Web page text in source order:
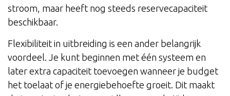
stroom, maar heeft nog steeds reservecapaciteit
beschikbaar.
Flexibiliteit in uitbreiding is een ander belangrijk
voordeel. Je kunt beginnen met één systeem en
later extra capaciteit toevoegen wanneer je budget
het toelaat of je energiebehoefte groeit. Dit maakt